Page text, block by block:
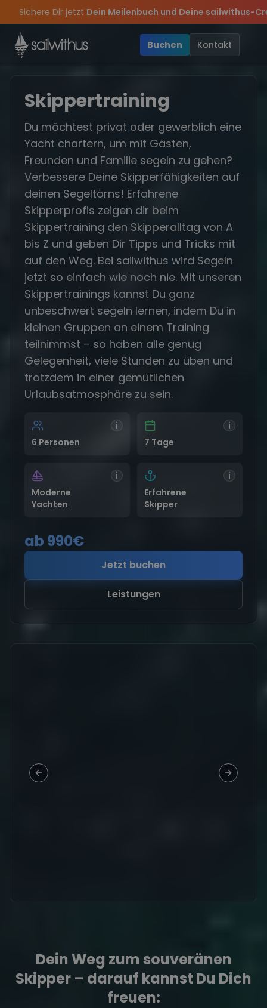
Skip to content
schnell und sichert euch die letzten Plätze. • 🔥
Sichere Dir jetzt Dein Meilenbuch und Deine sailwithus-
Sowie20€ Rabatt auf deinen ersten Törn! • Verpass
die Crew und die besten Geschichten des Jahres, sei
Buchen
Kontakt
Skippertraining
Du möchtest privat oder gewerblich eine
Yacht chartern, um mit Gästen,
Freunden und Familie segeln zu gehen?
Verbessere Deine Skipperfähigkeiten auf
deinen Segeltörns! Erfahrene
Skipperprofis zeigen dir beim
Skippertraining den Skipperalltag von A
bis Z und geben Dir Tipps und Tricks mit
auf den Weg. Bei sailwithus wird Segeln
jetzt so einfach wie noch nie. Mit unseren
Skippertrainings kannst Du ganz
unbeschwert segeln lernen, indem Du in
kleinen Gruppen an einem Training
teilnimmst – so haben alle genug
Gelegenheit, viele Stunden zu üben und
trotzdem in einer gemütlichen
Urlaubsatmosphäre zu sein.
6 Personen
i
7 Tage
i
Moderne
Yachten
i
Erfahrene
Skipper
i
ab 990€
Jetzt buchen
Leistungen
Previous slide Next
Dein Weg zum souveränen
Skipper – darauf kannst Du Dich
freuen: